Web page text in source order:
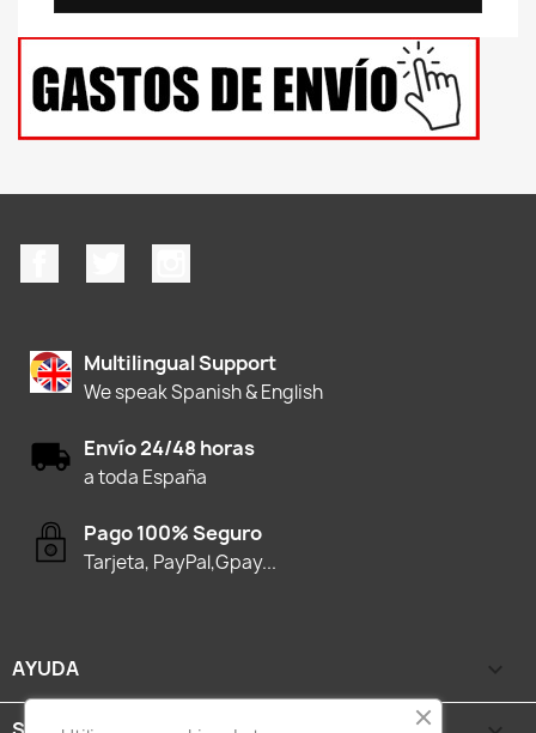
Multilingual Support
We speak Spanish & English
Envío 24/48 horas
a toda España
Pago 100% Seguro
Tarjeta, PayPal,Gpay...
AYUDA 